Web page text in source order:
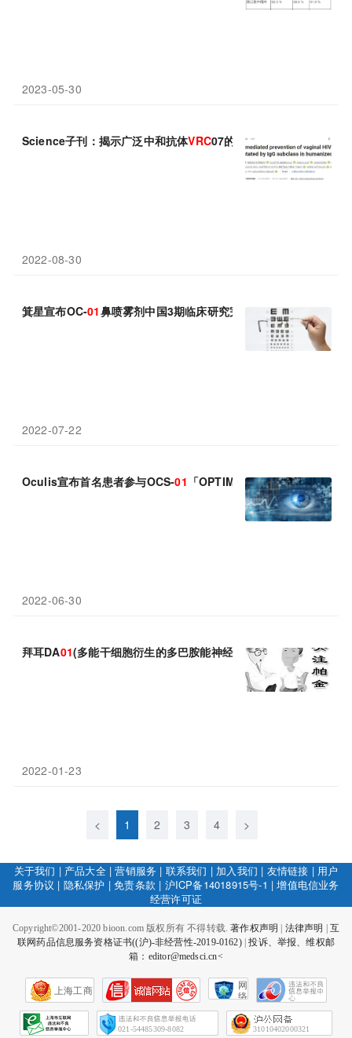
2023-05-30
Science子刊：揭示广泛中和抗体VRC07的IgG亚型影响它预防
2022-08-30
箕星宣布OC-01鼻喷雾剂中国3期临床研究完成首例患者入组
2022-07-22
Oculis宣布首名患者参与OCS-01 「OPTIMIZE」3期临床试验
2022-06-30
拜耳DA01(多能干细胞衍生的多巴胺能神经元)1期临床已对首例患
2022-01-23
< 1 2 3 4 >
关于我们 | 产品大全|营销服务 | 联系我们 | 加入我们 | 友情链接 | 用户
服务协议 | 隐私保护 |免责条款 | 沪ICP备14018915号-1 |增值电信业务
经营许可证
Copyright©2001-2020 bioon.com 版权所有 不得转载.著作权声明 法律声明
互
联网药品信息服务资格证书((沪)-非经营性-2019-0162)|投诉、举报、维权邮
箱：editor@medsci.cn<
上海工商
网
络
会
征
021-54485309-8082 31010402000321